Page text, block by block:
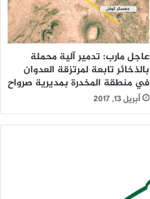
عاجل مارب: تدمير آلية محملة
بالذخائر تابعة لمرتزقة العدوان
في منطقة المخدرة بمديرية صرواح
أبريل 13, 2017